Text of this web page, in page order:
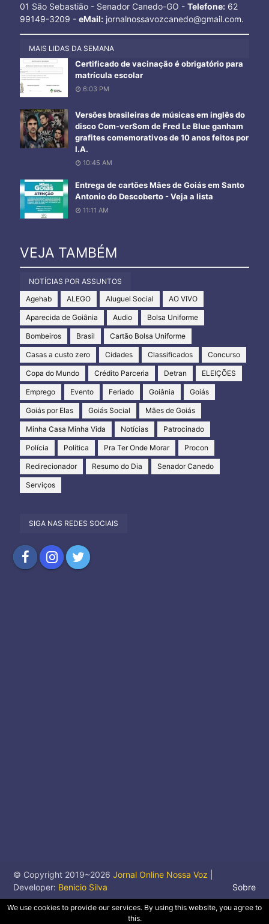
01 São Sebastião - Senador Canedo-GO - Telefone:62
99149-3209 - eMail:jornalnossavozcanedo@gmail.com.
MAIS LIDAS DA SEMANA
Certificado de vacinação é obrigatório para
matrícula escolar
6:03 PM
Versões brasileiras de músicas em inglês do
disco Com-verSom de Fred Le Blue ganham
grafites comemorativos de 10 anos feitos por
I.A.
10:45 AM
Entrega de cartões Mães de Goiás em Santo
Antonio do Descoberto - Veja a lista
11:11 AM
VEJA TAMBÉM
NOTÍCIAS POR ASSUNTOS
Agehab
ALEGO Aluguel Social AO VIVO
Aparecida de Goiânia Audio Bolsa Uniforme
Bombeiros Brasil Cartão Bolsa Uniforme
Casas a custo zero Cidades Classificados Concurso
Copa do Mundo Crédito Parceria Detran ELEIÇÕES
Emprego Evento Feriado Goiânia Goiás
Goiás por Elas Goiás Social Mães de Goiás
Minha Casa Minha Vida Notícias Patrocinado
Polícia Política Pra Ter Onde Morar Procon
Redirecionador Resumo do Dia Senador Canedo
Serviços
SIGA NAS REDES SOCIAIS
© Copyright 2019~2026 Jornal Online Nossa Voz
Developer: Benicio Silva Sobre
We use cookies to provide our services. By using this website, you agree to
this.